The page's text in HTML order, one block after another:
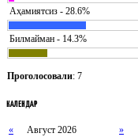
Аҳамиятсиз - 28.6%
Билмайман - 14.3%
Проголосовали: 7
КАЛЕНДАР
« Август 2026 »